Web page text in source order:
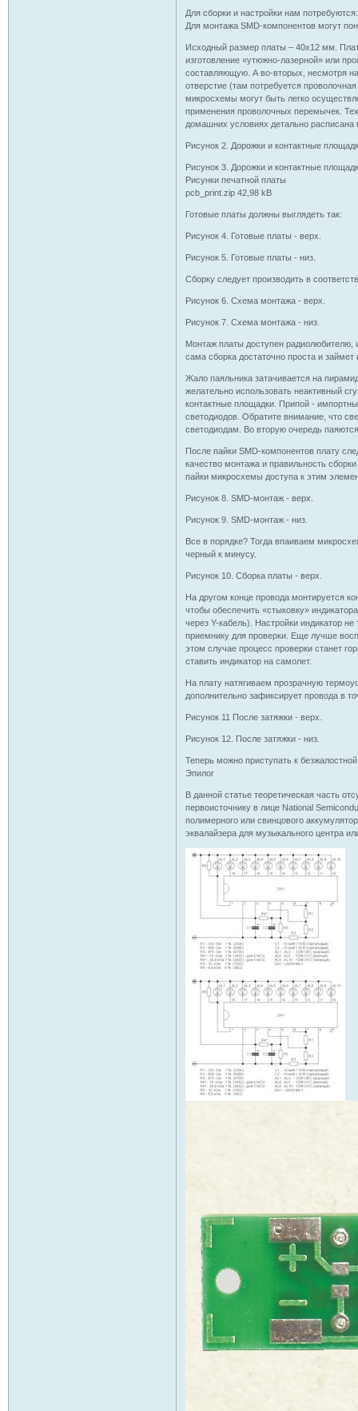
Для сборки и настройки нам
Для монтажа SMD-компонентов могут
Исходный размер платы – 40х12 мм.
изготовление «утюжно-лазерной» или
составляющую. А во-вторых, несмотря
отверстие (там потребуется
микросхемы могут быть легко
применения проволочных перемычек.
домашних условиях детально расписана
Рисунок 2. Дорожки и контактные
Рисунок 3. Дорожки и контактные
Рисунки печатной платы
pcb_print.zip 42,98 kB
Готовые платы должны выглядеть так:
Рисунок 4. Готовые платы - верх.
Рисунок 5. Готовые платы - низ.
Сборку следует производить в
Рисунок 6. Схема монтажа - верх.
Рисунок 7. Схема монтажа - низ.
Монтаж платы доступен
сама сборка достаточно проста и займет
Жало паяльника затачивается на
желательно использовать неактивный
контактные площадки. Припой -
светодиодов. Обратите внимание, что
светодиодам. Во вторую очередь
После пайки SMD-компонентов плату
качество монтажа и правильность
пайки микросхемы доступа к этим
Рисунок 8. SMD-монтаж - верх.
Рисунок 9. SMD-монтаж - низ.
Все в порядке? Тогда впаиваем
черный к минусу.
Рисунок 10. Сборка платы - верх.
На другом конце провода монтируется
чтобы обеспечить «стыковку»
через Y-кабель). Настройки индикатор
приемнику для проверки. Еще лучше
этом случае процесс проверки станет
ставить индикатор на самолет.
На плату натягиваем прозрачную
дополнительно зафиксирует провода в
Рисунок 11 После затяжки - верх.
Рисунок 12. После затяжки - низ.
Теперь можно приступать к
Эпилог
В данной статье теоретическая часть
первоисточнику в лице National
полимерного или свинцового
эквалайзера для музыкального центра